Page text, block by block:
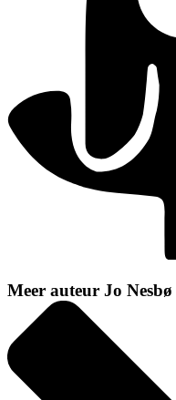
Meer auteur Jo Nesbø